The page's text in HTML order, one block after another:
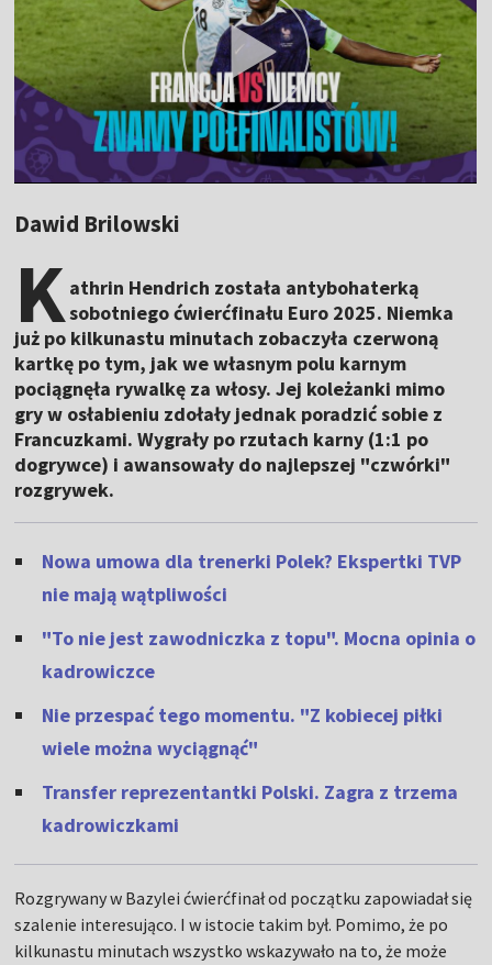
Dawid Brilowski
Kathrin Hendrich została antybohaterką
sobotniego ćwierćfinału Euro 2025. Niemka
już po kilkunastu minutach zobaczyła czerwoną
kartkę po tym, jak we własnym polu karnym
pociągnęła rywalkę za włosy. Jej koleżanki mimo
gry w osłabieniu zdołały jednak poradzić sobie z
Francuzkami. Wygrały po rzutach karny (1:1 po
dogrywce) i awansowały do najlepszej "czwórki"
rozgrywek.
Nowa umowa dla trenerki Polek? Ekspertki TVP
nie mają wątpliwości
"To nie jest zawodniczka z topu". Mocna opinia o
kadrowiczce
Nie przespać tego momentu. "Z kobiecej piłki
wiele można wyciągnąć"
Transfer reprezentantki Polski. Zagra z trzema
kadrowiczkami
Rozgrywany w Bazylei ćwierćfinał od początku zapowiadał się
szalenie interesująco. I w istocie takim był. Pomimo, że po
kilkunastu minutach wszystko wskazywało na to, że może